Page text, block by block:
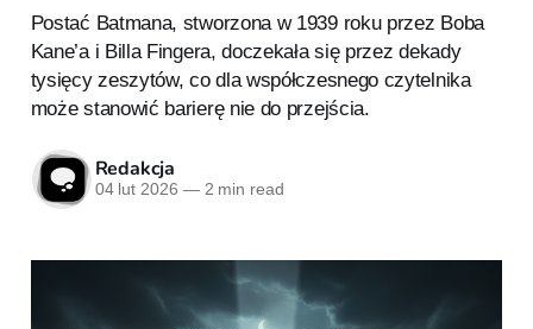
Postać Batmana, stworzona w 1939 roku przez Boba
Kane’a i Billa Fingera, doczekała się przez dekady
tysięcy zeszytów, co dla współczesnego czytelnika
może stanowić barierę nie do przejścia.
Redakcja
04 lut 2026 —2 min read